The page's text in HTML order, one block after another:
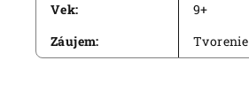
Vek:
9+
Záujem: Tvorenie